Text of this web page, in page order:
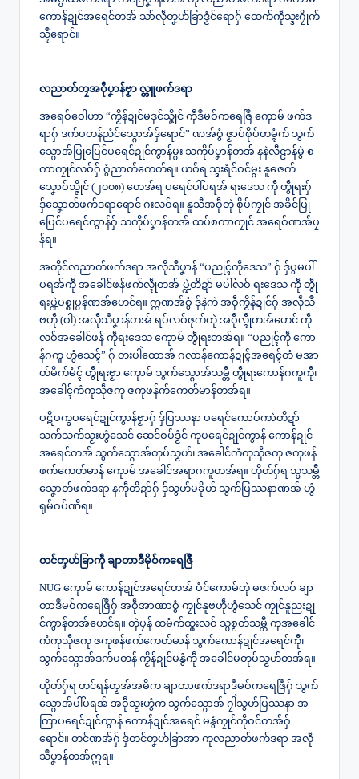
ကောန်ဍုင်အရေင်တအ် သာ်လဵုတၞဟ်ခြာဒၟံင်ရောဂှ် ထေက်ကဵုသ္ဒးဂၠိုက်
သ္ၚဳရောင်။
လညာတ်တၠအဝဵုပၞာန်ဗၟာ လ္တူဖက်ဒရာ
အရေဝ်ဝေါဟာ “ကၟိန်ဍုင်မဒုင်သ္ဇိုင် ကဵုဒဳမဝ်ကရေဇြဳ ကေုာမ် ဖက်ဒ
ရာဂှ် ဒက်ပတန်ညံင်သ္ဂောအ်ဒှ်ရောင်” ဏအ်ဝွံ ဇၟာပ်စိုပ်တမ္ၚံက် သွက်
သ္ဂောအ်ပြုပြေင်ပရေင်ဍုင်ကွာန်မ္ဂး သကိုပ်ပၞာန်တအ် နနဲလီဠာန်မွဲ စ
ကာကၠုင်လဝ်ဂှ် ဂွံညာတ်ကေတ်ရ။ ယဝ်ရ သ္ဒးရံင်ဝင်မ္ဂး နူဓဇက်
‌သၞောဝ်သ္ဇိုင် (၂၀၀၈) တေအ်ရ ပရေင်ပါ်ပရအ် ရးဒေသ ကဵု တွဵုရးဂှ်
ဒှ်သၞောတ်ဖက်ဒရာရောင် ဂးလဝ်ရ။ နူသီအဝဵုတုဲ စိုပ်ကၠုင် အခိင်ပြု
ပြေင်ပရေင်ကွာန်ဂှ် သကိုပ်ပၞာန်တအ် ထပ်စကာကၠုင် အရေဝ်ဏအ်ပၠ
န်ရ။
အတိုင်လညာတ်ဖက်ဒရာ အလဵုသဳပၞာန် “ပညုၚ်ကဵုဒေသ” ဂှ် ဒှ်ပွမပါ်
ပရအ်ကဵု အခေါင်ဖန်ဖက်လ္ၚဵုတအ် ပ္ဍဲတိဍာ် မပါ်လဝ် ရးဒေသ ကဵု တွဵု
ရးပ္ဍဲပစ္စုပ္ပန်ဏအ်ဟေင်ရ။ ဣဏအ်ဝွံ ဒှ်နဲကဲ အဝဵုကၟိန်ဍုင်ဂှ် အလဵုသဳ
ဗဟဵု (ဝါ) အလဵုသဳပၞာန်တအ် ရပ်လဝ်ဇုက်တုဲ အဝဵုလ္ၚဵုတအ်ဟေင် ကဵု
လဝ်အခေါင်ဖန် ကဵုရးဒေသ ကေုာမ် တွဵုရးတအ်ရ။ “ပညုၚ်ကဵု ကော
န်ဂကူ ဟွံသေၚ်” ဂှ် တးပါဲထောအ် ဂလာန်ကောန်ဍုၚ်အရေၚ်တံ မအာ
တ်မိက်မံၚ် တွဵုရးဗၟာ ကေုာမ် သွက်သ္ဂောအ်သမ္တီ တွဵုရးကောန်ဂကူကီု၊
အခေါၚ်ကံကုသဵုဇကု ဇကုဖန်က်ကေတ်မာန်တအ်ရ။
ပဋိပက္ခပရေင်ဍုင်ကွာန်ဗၟာဂှ် ဒှ်ပြဿနာ ပရေင်ကောပ်ကာဲတိဍာ်
သက်သက်သၟးဟွံသေင် ဆေင်စပ်ဒၟံင် ကုပရေင်ဍုင်ကွာန် ကောန်ဍုင်
အရေင်တအ် သွက်သ္ဂောအ်တုပ်သၟဟ်၊ အခေါင်ကံကုသဵုဇကု ဇကုဖန်
ဖက်ကေတ်မာန် ကေုာမ် အခေါင်အရာဂကူတအ်ရ။ ဟိုတ်ဂှ်ရ သ္ပသမ္တီ
သၞောတ်ဖက်ဒရာ နကဵုတိဍာ်ဂှ် ဒှ်သွဟ်မခိုဟ် သွက်ပြဿနာဏအ် ဟွံ
ရုမ်ဂပ်ဏီရ။
တင်တၞဟ်ခြာကဵု ချာတာဒဳမိုဝ်ကရေဇြဳ
NUG ကေုာမ် ကောန်ဍုင်အရေင်တအ် ပံင်ကောမ်တုဲ ဓဇက်လဝ် ချာ
တာဒဳမဝ်ကရေဇြဳဂှ် အဝဵုအာဏာဝွံ ကၠုင်နူဗဟဵုဟွံသေင် ကၠုင်နူညးဍု
င်ကွာန်တအ်ဟေင်ရ။ တုဲပၠန် ထမံက်ထ္ၜးလဝ် သ္ပစၟတ်သမ္တီ ကုအခေါင်
ကံကုသဵုဇကု ဇကုဖန်ဖက်ကေတ်မာန် သွက်ကောန်ဍုင်အရေင်ကီု၊
သွက်သ္ဂောအ်ဒက်ပတန် ကၟိန်ဍုင်မနွံကဵု အခေါင်မတုပ်သၟဟ်တအ်ရ။
ဟိုတ်ဂှ်ရ တင်ရန်တၟအ်အဓိက ချာတာဖက်ဒရာဒဳမဝ်ကရေဇြဳဂှ် သွက်
သ္ဂောအ်ပါ်ပရအ် အဝဵုသၟးဟွံက သွက်သ္ဂောအ် ဂၠါဲသွဟ်ပြဿနာ အ
ကြာပ‌ရေင်ဍုင်ကွာန် ကောန်ဍုင်အရေင် မနွံကၠုင်ကဵုဝင်တအ်ဂှ်
ရောင်။ တင်ဏအ်ဂှ် ဒှ်တင်တၞဟ်ခြာအာ ကုလညာတ်ဖက်ဒရာ အလဵု
သဳပၞာန်တအ်ဣရ။